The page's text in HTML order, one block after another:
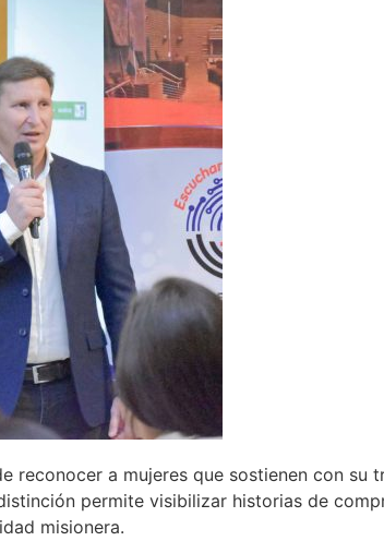
reconocer a mujeres que sostienen con su
permite visibilizar historias de
misionera.